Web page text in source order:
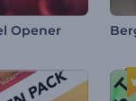
Opener